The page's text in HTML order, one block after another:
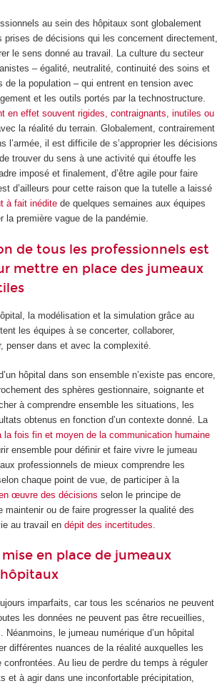
au sein des hôpitaux sont globalement
prises de décisions qui les concernent directement,
le sens donné au travail. La culture du secteur
– égalité, neutralité, continuité des soins et
de la population – qui entrent en tension avec
et les outils portés par la technostructure.
en effet souvent rigides, contraignants, inutiles ou
la réalité du terrain. Globalement, contrairement
l’armée, il est difficile de s’approprier les décisions
trouver du sens à une activité qui étouffe les
imposé et finalement, d’être agile pour faire
d’ailleurs pour cette raison que la tutelle a laissé
à fait inéditede quelques semaines aux équipes
la première vague de la pandémie.
de tous les professionnels est
mettre en place des jumeaux
la modélisation et la simulation grâce au
les équipes à se concerter, collaborer,
penser dans et avec la complexité.
hôpital dans son ensemble n’existe pas encore,
des sphères gestionnaire, soignante et
à comprendre ensemble les situations, les
obtenus en fonction d’un contexte donné. La
la fois fin et moyen de la communication humaine
ensemble pour définir et faire vivre le jumeau
professionnels de mieux comprendre les
chaque point de vue, de participer à la
œuvre des décisions selon le principe de
maintenir ou de faire progresser la qualité des
au travail en dépit des incertitudes
en place de jumeaux
imparfaits, car tous les scénarios ne peuvent
les données ne peuvent pas être recueillies,
. Néanmoins, le jumeau numérique d’un hôpital
différentes nuances de la réalité auxquelles les
confrontées. Au lieu de perdre du temps à réguler
et à agir dans une inconfortable précipitation,